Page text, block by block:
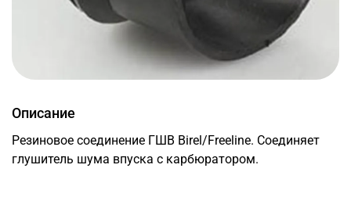
Описание
Резиновое соединение ГШВ Birel/Freeline. Соединяет
глушитель шума впуска с карбюратором.